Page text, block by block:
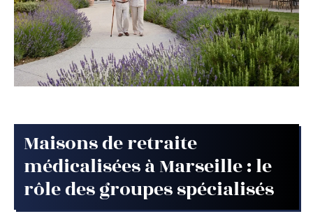
Maisons de retraite
médicalisées à Marseille : le
rôle des groupes spécialisés